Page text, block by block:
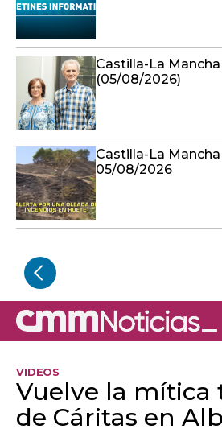
Castilla-La
(05/08/2026)
Castilla-La Mancha
05/08/2026
VIDEOS
Vuelve la mítica
de Cáritas en